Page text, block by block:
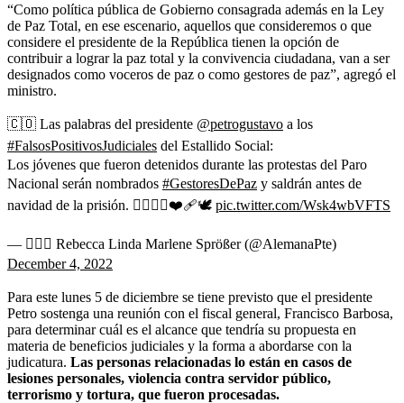
“Como política pública de Gobierno consagrada además en la Ley
de Paz Total, en ese escenario, aquellos que consideremos o que
considere el presidente de la República tienen la opción de
contribuir a lograr la paz total y la convivencia ciudadana, van a ser
designados como voceros de paz o como gestores de paz”, agregó el
ministro.
🇨🇴 Las palabras del presidente @petrogustavo a los
#FalsosPositivosJudiciales del Estallido Social:
Los jóvenes que fueron detenidos durante las protestas del Paro
Nacional serán nombrados #GestoresDePaz y saldrán antes de
navidad de la prisión. ✊🏽💛💙❤️‍🩹🕊 pic.twitter.com/Wsk4wbVFTS
— ❤️‍🔥🏹 Rebecca Linda Marlene Sprößer (@AlemanaPte)
December 4, 2022
Para este lunes 5 de diciembre se tiene previsto que el presidente
Petro sostenga una reunión con el fiscal general, Francisco Barbosa,
para determinar cuál es el alcance que tendría su propuesta en
materia de beneficios judiciales y la forma a abordarse con la
judicatura. Las personas relacionadas lo están en casos de
lesiones personales, violencia contra servidor público,
terrorismo y tortura, que fueron procesadas.